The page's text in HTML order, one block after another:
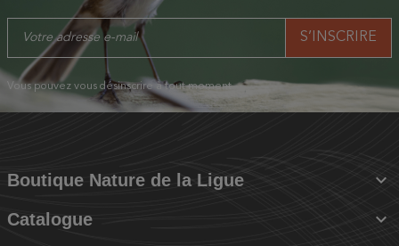
Vous pouvez vous désinscrire à tout moment.
Boutique Nature de la Ligue 
Catalogue 